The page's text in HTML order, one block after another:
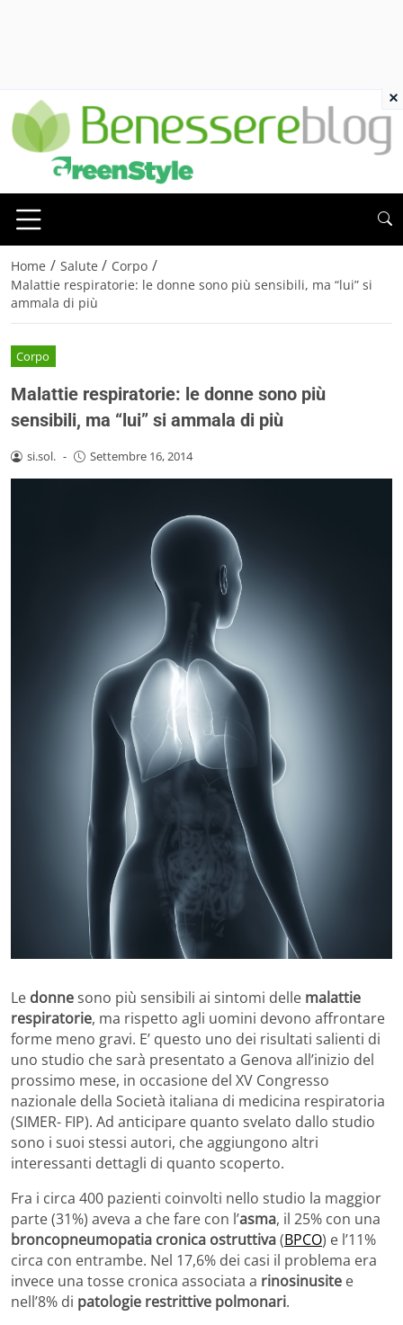
Home / Salute / Corpo /
Malattie respiratorie: le donne sono più sensibili, ma “lui” si
ammala di più
Corpo
Malattie respiratorie: le donne sono più
sensibili, ma “lui” si ammala di più
si.sol. - Settembre 16, 2014
Le donnesono più sensibili ai sintomi delle malattie
respiratorie, ma rispetto agli uomini devono affrontare
forme meno gravi. E’ questo uno dei risultati salienti di
uno studio che sarà presentato a Genova all’inizio del
prossimo mese, in occasione del XV Congresso
nazionale della Società italiana di medicina respiratoria
(SIMER- FIP). Ad anticipare quanto svelato dallo studio
sono i suoi stessi autori, che aggiungono altri
interessanti dettagli di quanto scoperto.
Fra i circa 400 pazienti coinvolti nello studio la maggior
parte (31%) aveva a che fare con l’asma, il 25% con una
broncopneumopatia cronica ostruttiva(BPCO) e l’11%
circa con entrambe. Nel 17,6% dei casi il problema era
invece una tosse cronica associata a rinosinusite e
nell’8% di patologie restrittive polmonari.
×